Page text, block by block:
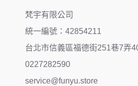
梵宇有限公司
統一編號：42854211
台北市信義區福德街251巷7弄
0227282590
service@funyu.store